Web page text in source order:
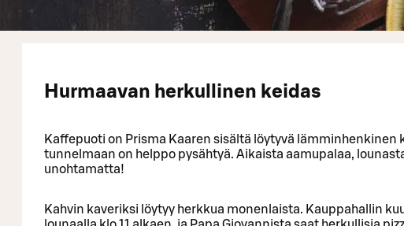
Hurmaavan herkullinen keidas
Kaffepuoti on Prisma Kaaren sisältä löytyvä lämminhenkinen
tunnelmaan on helppo pysähtyä. Aikaista aamupalaa,
unohtamatta!
Kahvin kaveriksi löytyy herkkua monenlaista. Kauppahallin